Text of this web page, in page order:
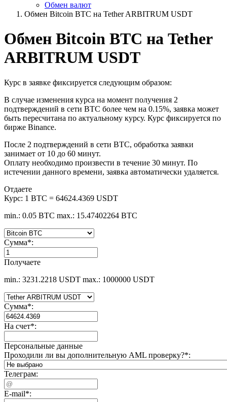
Обмен валют
Обмен Bitcoin BTC на Tether ARBITRUM USDT
Обмен Bitcoin BTC на Tether
ARBITRUM USDT
Курс в заявке фиксируется следующим образом:
В случае изменения курса на момент получения 2
подтверждений в сети BTC более чем на 0.15%, заявка может
быть пересчитана по актуальному курсу. Курс фиксируется по
бирже Binance.
После 2 подтверждений в сети BTC, обработка заявки
занимает от 10 до 60 минут.
Оплату необходимо произвести в течение 30 минут. По
истечении данного времени, заявка автоматически удаляется.
Отдаете
Курс: 1 BTC = 64624.4369 USDT
min.: 0.05 BTC max.: 15.47402264 BTC
Сумма*:
Получаете
min.: 3231.2218 USDT max.: 1000000 USDT
Сумма*:
На счет*:
Персональные данные
Проходили ли вы дополнительную AML проверку?*:
Телеграм:
E-mail*: